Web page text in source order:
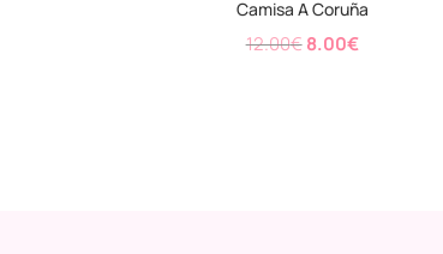
Camisa A Coruña
12.00€ El
8.00€El